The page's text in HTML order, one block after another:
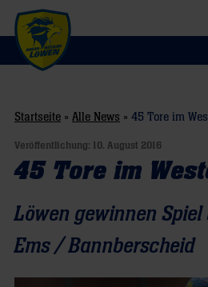
Startseite » Alle News » 45 Tore im
Veröffentlichung: 10. August 2016
45 Tore im
Löwen gewinnen Spiel
Ems / Bannberscheid